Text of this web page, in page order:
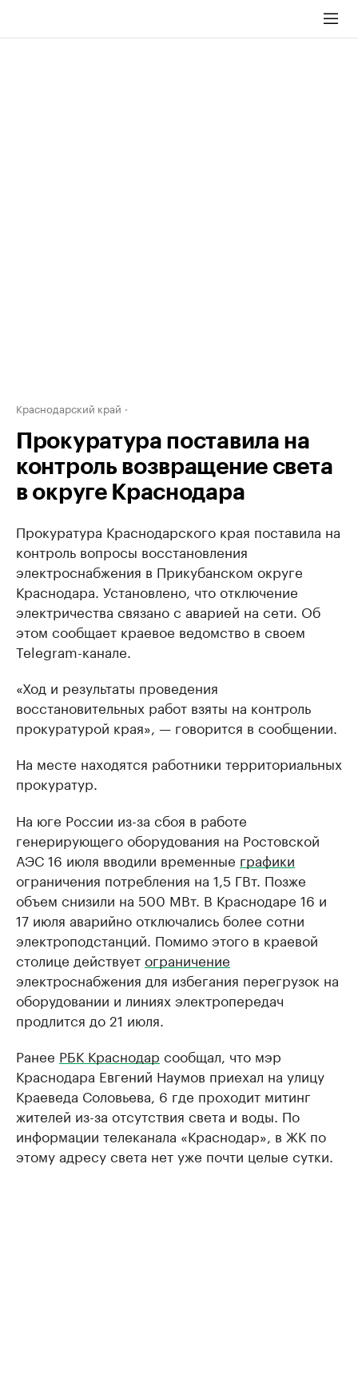
Краснодарский край
Прокуратура поставила на
контроль возвращение света
в округе Краснодара
Прокуратура Краснодарского края поставила на
контроль вопросы восстановления
электроснабжения в Прикубанском округе
Краснодара. Установлено, что отключение
электричества связано с аварией на сети. Об
этом сообщает краевое ведомство в своем
Telegram-канале.
«Ход и результаты проведения
восстановительных работ взяты на контроль
прокуратурой края», — говорится в сообщении.
На месте находятся работники территориальных
прокуратур.
На юге России из-за сбоя в работе
генерирующего оборудования на Ростовской
АЭС 16 июля вводили временные графики
ограничения потребления на 1,5 ГВт. Позже
объем снизили на 500 МВт. В Краснодаре 16 и
17 июля аварийно отключались более сотни
электроподстанций. Помимо этого в краевой
столице действуетограничение
электроснабжения для избегания перегрузок на
оборудовании и линиях электропередач
продлится до 21 июля.
Ранее РБК Краснодар сообщал, что мэр
Краснодара Евгений Наумов приехал на улицу
Краеведа Соловьева, 6 где проходит митинг
жителей из-за отсутствия света и воды. По
информации телеканала «Краснодар», в ЖК по
этому адресу света нет уже почти целые сутки.